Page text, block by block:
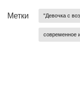
Метки "Девочка с
современное